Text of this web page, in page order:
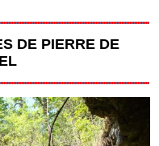
DE PIERRE DE